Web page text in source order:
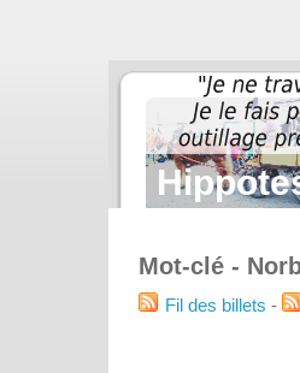
Mot-clé -
Fil des billets -